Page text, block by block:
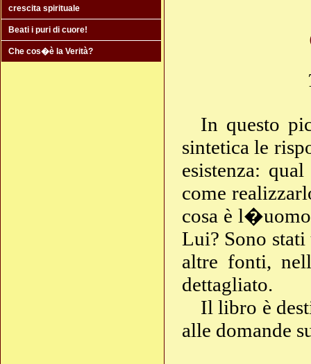
crescita spirituale
Beati i puri di cuore!
Che cos�è la Verità?
In questo
sintetica le
esistenza:
come
cosa è
Lui? Sono
altre fonti,
dettagliato.
Il libro è
alle domande